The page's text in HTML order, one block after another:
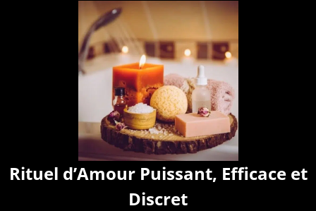
Rituel d’Amour Puissant, Efficace et
Discret